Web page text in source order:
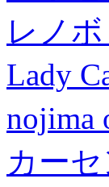
レノ
Lady
nojima
カー